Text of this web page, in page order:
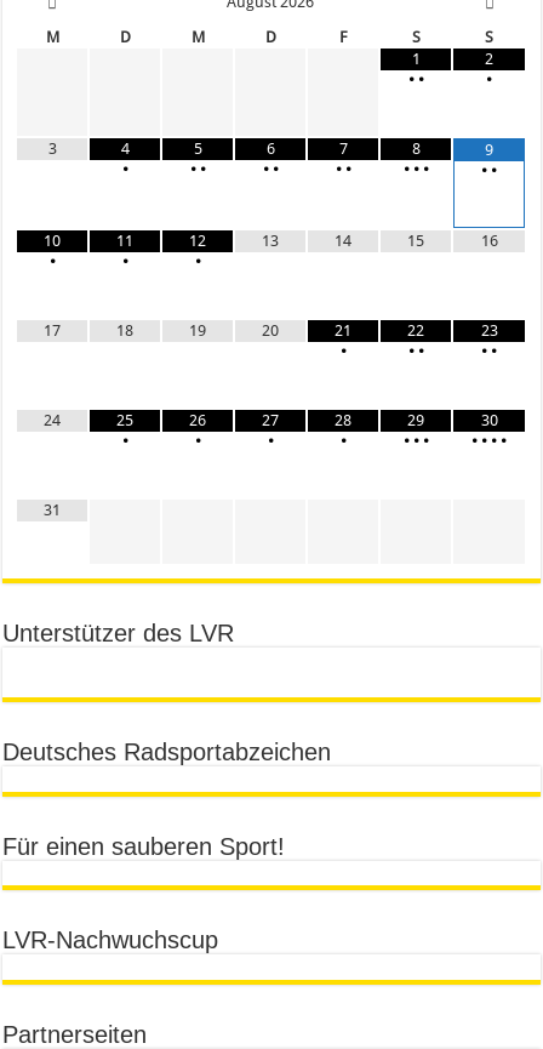
M
D M D F S
S
1
• •
2
•
3
4
•
5
• •
6
• •
7
• •
8
• • •
9
• •
10
•
11
•
12
•
13 14 15 16
17 18 19 20
21
•
22
• •
23
• •
24
25
•
26
•
27
•
28
•
29
• • •
30
• • • •
31
Unterstützer des LVR
Deutsches Radsportabzeichen
Für einen sauberen Sport!
LVR-Nachwuchscup
Partnerseiten